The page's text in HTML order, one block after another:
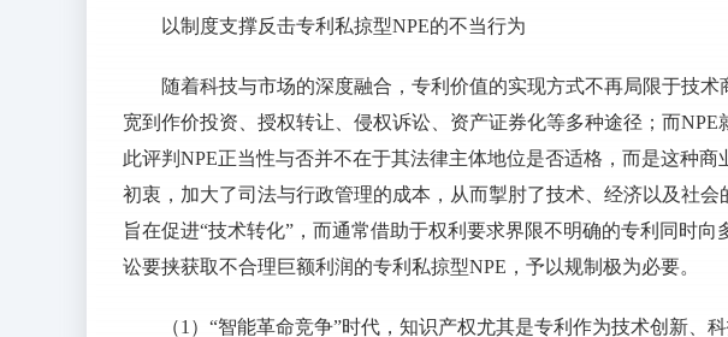
以制度支撑反击专利私掠型NPE的不当行为
随着科技与市场的深度融合，专利价值的实现方式不再局限于技
宽到作价投资、授权转让、侵权诉讼、资产证券化等多种途径；而NPE
此评判NPE正当性与否并不在于其法律主体地位是否适格，而是这种
初衷，加大了司法与行政管理的成本，从而掣肘了技术、经济以及社会
旨在促进“技术转化”，而通常借助于权利要求界限不明确的专利同时
讼要挟获取不合理巨额利润的专利私掠型NPE，予以规制极为必要。
（1）“智能革命竞争”时代，知识产权尤其是专利作为技术创新、